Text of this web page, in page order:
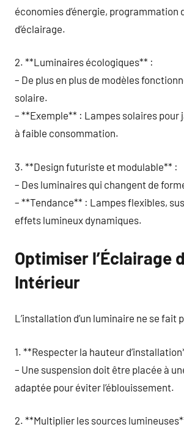
économies d’énergie, programmation
d’éclairage.
2. **Luminaires écologiques** :
– De plus en plus de modèles
solaire.
– **Exemple** : Lampes solaires pour
à faible consommation.
3. **Design futuriste et modulable** :
– Des luminaires qui changent de
– **Tendance** : Lampes flexibles,
effets lumineux dynamiques.
Optimiser l’Éclairage
Intérieur
L’installation d’un luminaire ne se fait
1. **Respecter la hauteur
– Une suspension doit être placée à
adaptée pour éviter l’éblouissement.
2. **Multiplier les sources